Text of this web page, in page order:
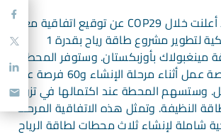
وكانت "مصدر" قد أعلنت خلال COP29 عن توقيع اتفاقية مع
وزارة الطاقة الأوزبكية لتطوير مشروع طاقة رياح بقدرة 1
بأوزبكستان. وستوفر المحطة
الجديدة 1,000 فرصة عمل أثناء مرحلة الإنشاء و60 فرصة عمل
وستسهم المحطة عند اكتمالها في تزويد
النظيفة. وتمثل هذه الاتفاقية المرحلة
شاملة لإنشاء ثلاث محطات لطاقة الرياح